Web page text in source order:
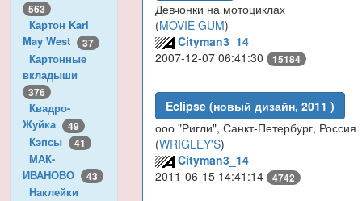
563
Картон Karl
May West
37
Картонные
вкладыши
376
Квадро-
Жуйка
49
Кэпсы 41
МАК-
ИВАНОВО
43
Наклейки
Девчонки на мотоциклах
(MOVIE GUM)
Cityman3_14
2007-12-07 06:41:30 15184
Eclipse (новый дизайн, 2011 )
ооо "Ригли", Санкт-Петербург, Россия
(WRIGLEY'S)
Cityman3_14
2011-06-15 14:41:14 4742